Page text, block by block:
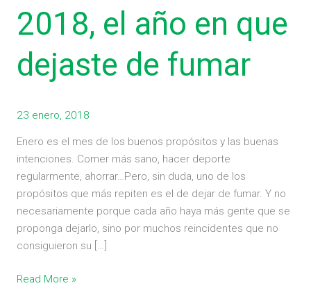
2018, el año en que
dejaste de fumar
23 enero, 2018
Enero es el mes de los buenos propósitos y las buenas
intenciones. Comer más sano, hacer deporte
regularmente, ahorrar…Pero, sin duda, uno de los
propósitos que más repiten es el de dejar de fumar. Y no
necesariamente porque cada año haya más gente que se
proponga dejarlo, sino por muchos reincidentes que no
consiguieron su […]
2018,
el
en
de
Read More »